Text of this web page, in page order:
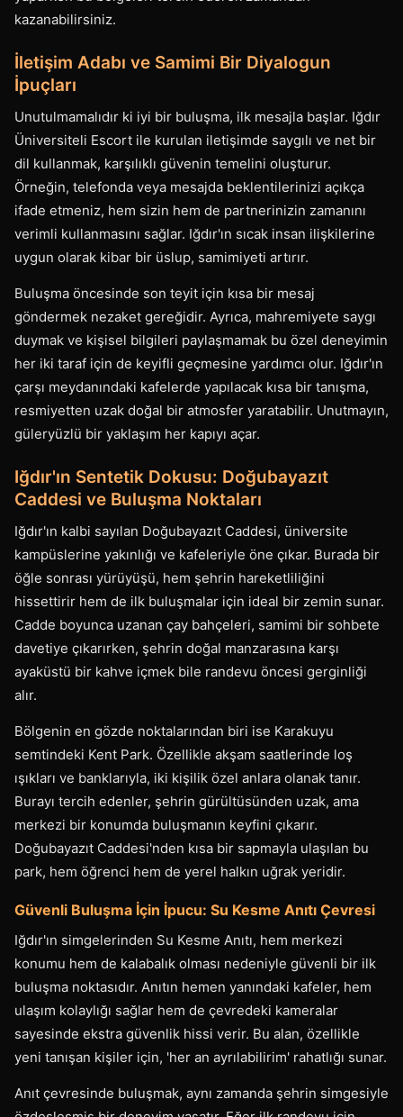
kazanabilirsiniz.
İletişim Adabı ve Samimi Bir Diyalogun
İpuçları
Unutulmamalıdır ki iyi bir buluşma, ilk mesajla başlar. Iğdır
Üniversiteli Escort ile kurulan iletişimde saygılı ve net bir
dil kullanmak, karşılıklı güvenin temelini oluşturur.
Örneğin, telefonda veya mesajda beklentilerinizi açıkça
ifade etmeniz, hem sizin hem de partnerinizin zamanını
verimli kullanmasını sağlar. Iğdır'ın sıcak insan ilişkilerine
uygun olarak kibar bir üslup, samimiyeti artırır.
Buluşma öncesinde son teyit için kısa bir mesaj
göndermek nezaket gereğidir. Ayrıca, mahremiyete saygı
duymak ve kişisel bilgileri paylaşmamak bu özel deneyimin
her iki taraf için de keyifli geçmesine yardımcı olur. Iğdır'ın
çarşı meydanındaki kafelerde yapılacak kısa bir tanışma,
resmiyetten uzak doğal bir atmosfer yaratabilir. Unutmayın,
güleryüzlü bir yaklaşım her kapıyı açar.
Iğdır'ın Sentetik Dokusu: Doğubayazıt
Caddesi ve Buluşma Noktaları
Iğdır'ın kalbi sayılan Doğubayazıt Caddesi, üniversite
kampüslerine yakınlığı ve kafeleriyle öne çıkar. Burada bir
öğle sonrası yürüyüşü, hem şehrin hareketliliğini
hissettirir hem de ilk buluşmalar için ideal bir zemin sunar.
Cadde boyunca uzanan çay bahçeleri, samimi bir sohbete
davetiye çıkarırken, şehrin doğal manzarasına karşı
ayaküstü bir kahve içmek bile randevu öncesi gerginliği
alır.
Bölgenin en gözde noktalarından biri ise Karakuyu
semtindeki Kent Park. Özellikle akşam saatlerinde loş
ışıkları ve banklarıyla, iki kişilik özel anlara olanak tanır.
Burayı tercih edenler, şehrin gürültüsünden uzak, ama
merkezi bir konumda buluşmanın keyfini çıkarır.
Doğubayazıt Caddesi'nden kısa bir sapmayla ulaşılan bu
park, hem öğrenci hem de yerel halkın uğrak yeridir.
Güvenli Buluşma İçin İpucu: Su Kesme Anıtı Çevresi
Iğdır'ın simgelerinden Su Kesme Anıtı, hem merkezi
konumu hem de kalabalık olması nedeniyle güvenli bir ilk
buluşma noktasıdır. Anıtın hemen yanındaki kafeler, hem
ulaşım kolaylığı sağlar hem de çevredeki kameralar
sayesinde ekstra güvenlik hissi verir. Bu alan, özellikle
yeni tanışan kişiler için, 'her an ayrılabilirim' rahatlığı sunar.
Anıt çevresinde buluşmak, aynı zamanda şehrin simgesiyle